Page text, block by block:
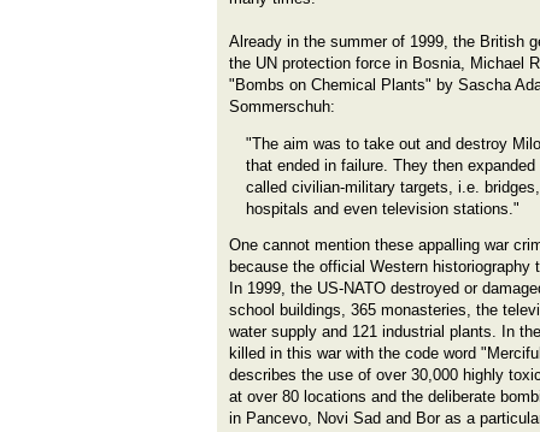
Already in the summer of 1999, the British
the UN protection force in Bosnia, Michael
"Bombs on Chemical Plants" by Sascha
Sommerschuh:
"The aim was to take out and destroy
that ended in failure. They then
called civilian-military targets, i.e.
hospitals and even television stations."
One cannot mention these appalling war
because the official Western
In 1999, the US-NATO destroyed or
school buildings, 365 monasteries, the
water supply and 121 industrial plants. In
killed in this war with the code word
describes the use of over 30,000 highly
at over 80 locations and the deliberate
in Pancevo, Novi Sad and Bor as a